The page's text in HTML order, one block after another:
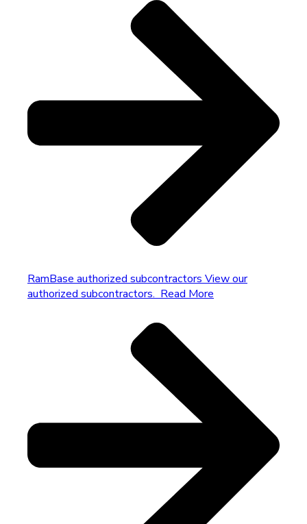
RamBase authorized subcontractors View our
authorized subcontractors. Read More